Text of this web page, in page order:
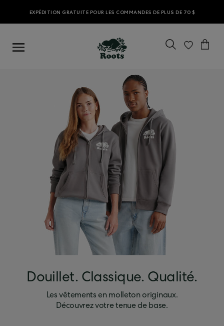
EXPÉDITION GRATUITE POUR LES COMMANDES DE PLUS DE 70 $
Douillet. Classique. Qualité.
Les vêtements en molleton originaux.
Découvrez votre tenue de base.